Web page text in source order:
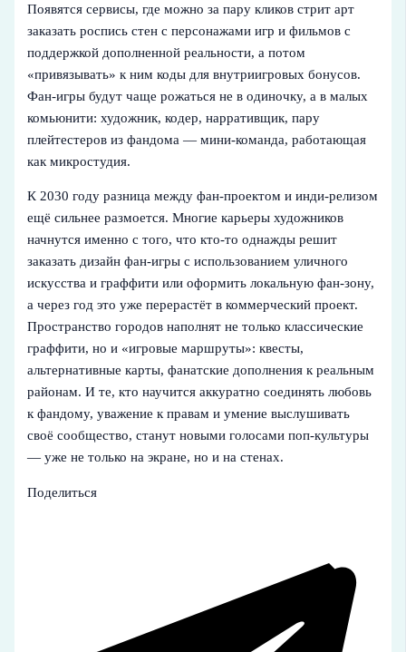
Появятся сервисы, где можно за пару кликов стрит арт
заказать роспись стен с персонажами игр и фильмов с
поддержкой дополненной реальности, а потом
«привязывать» к ним коды для внутриигровых бонусов.
Фан-игры будут чаще рожаться не в одиночку, а в малых
комьюнити: художник, кодер, нарративщик, пару
плейтестеров из фандома — мини-команда, работающая
как микростудия.
К 2030 году разница между фан-проектом и инди-релизом
ещё сильнее размоется. Многие карьеры художников
начнутся именно с того, что кто-то однажды решит
заказать дизайн фан-игры с использованием уличного
искусства и граффити или оформить локальную фан-зону,
а через год это уже перерастёт в коммерческий проект.
Пространство городов наполнят не только классические
граффити, но и «игровые маршруты»: квесты,
альтернативные карты, фанатские дополнения к реальным
районам. И те, кто научится аккуратно соединять любовь
к фандому, уважение к правам и умение выслушивать
своё сообщество, станут новыми голосами поп-культуры
— уже не только на экране, но и на стенах.
Поделиться